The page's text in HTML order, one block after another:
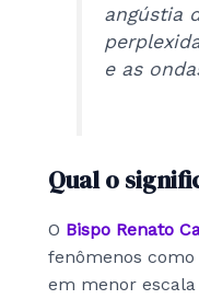
angústia
e as
Qual o
O Bispo Renato
fenômenos como
em menor